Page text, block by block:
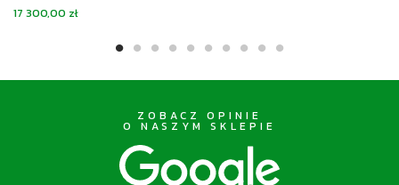
Cena
17 300,00 zł
ZOBACZ OPINIE
O NASZYM SKLEPIE